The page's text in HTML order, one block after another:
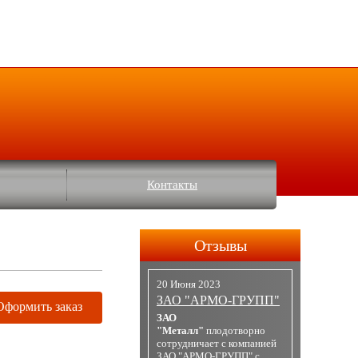
Контакты
заказ
Отзывы
20 Июня 2023
ЗАО "АРМО-ГРУПП"
ЗАО
"Металл" плодотворно
сотрудничает с компанией